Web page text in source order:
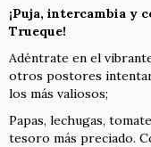
¡Puja, intercambia y
Trueque!
Adéntrate en el
otros postores
los más valiosos;
Papas, lechugas,
tesoro más preciado.